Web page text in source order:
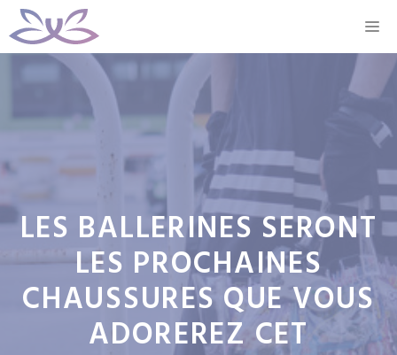
Aller
au
contenu
LES BALLERINES SERONT
LES PROCHAINES
CHAUSSURES QUE VOUS
ADOREREZ CET